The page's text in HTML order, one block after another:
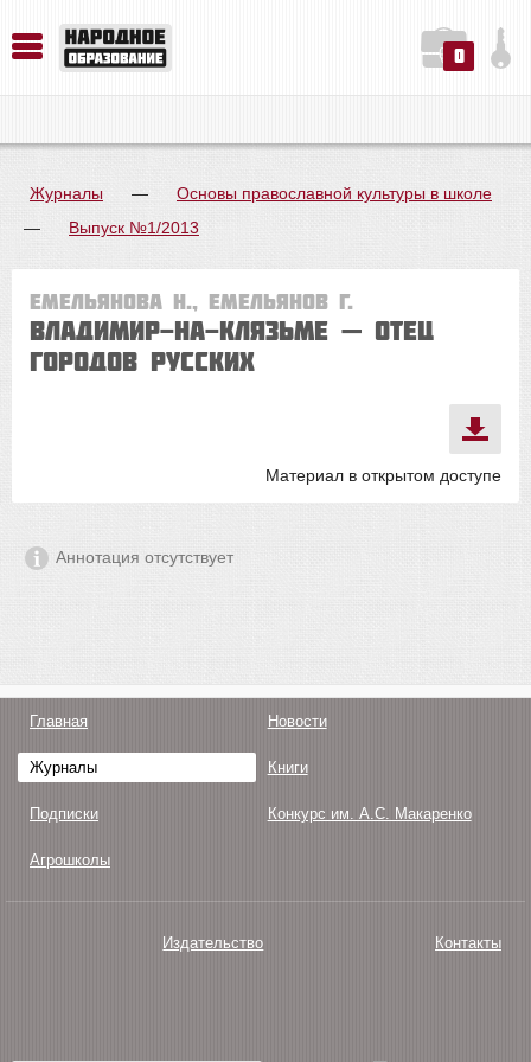
0
Журналы —
Основы православной культуры в школе
—
Выпуск №1/2013
Емельянова Н., Емельянов Г.
Владимир-на-Клязьме — отец
городов русских
Материал в открытом доступе
Аннотация отсутствует
Главная Новости
Журналы Книги
Подписки Конкурс им. А.С. Макаренко
Агрошколы
Издательство Контакты